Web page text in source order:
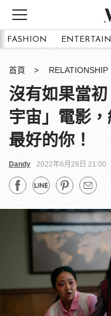
FASHION
首頁 RELATIONSHIP
沒有如果當
宇宙」電影
最好的你！
Dandy 2022年6月28日 21:00